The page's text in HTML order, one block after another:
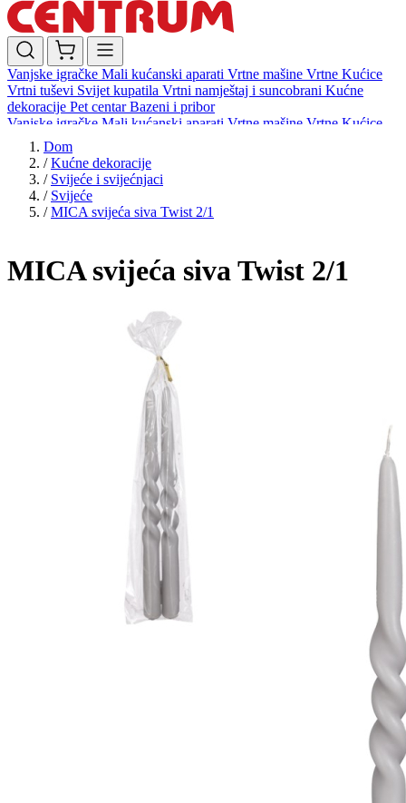
Vanjske igračke Mali kućanski aparati Vrtne mašine Vrtne Kućice
Vrtni tuševi Svijet kupatila Vrtni namještaj i suncobrani Kućne
dekoracije Pet centarBazeni i pribor
Vanjske igračke Mali kućanski aparati Vrtne mašine Vrtne Kućice
Vrtni tuševi
dekoracijePet centar Bazeni i pribor
Dom
/ Kućne dekoracije
/ Svijeće i svijećnjaci
/ Svijeće
/ MICA svijeća siva Twist 2/1
MICA svijeća siva Twist 2/1